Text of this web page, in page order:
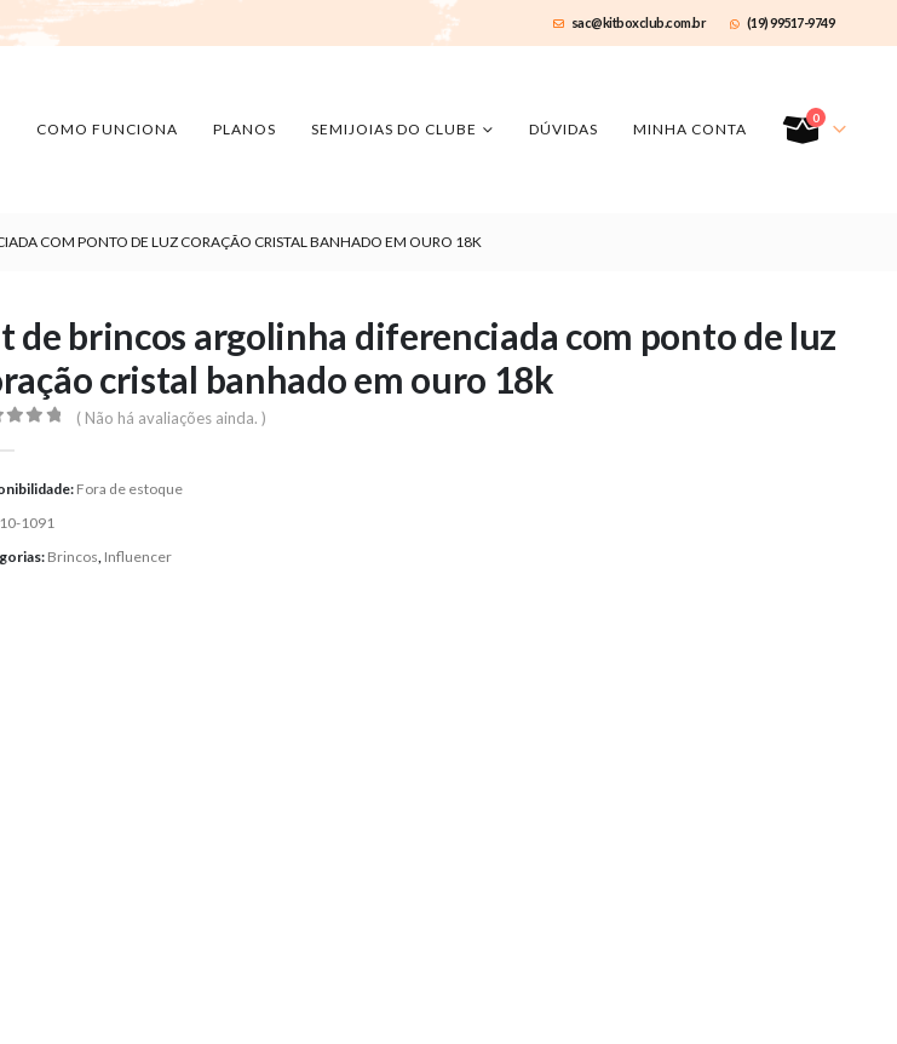
sac@kitboxclub.com.br (19) 99517-9749
COMO FUNCIONA PLANOS SEMIJOIAS DO CLUBE DÚVIDAS MINHA CONTA
0
COM PONTO DE LUZ CORAÇÃO CRISTAL BANHADO EM OURO 18K
de brincos argolinha diferenciada com ponto de luz
cristal banhado em ouro 18k
( Não há avaliações ainda. )
Fora de estoque
10-1091
Brincos Influencer